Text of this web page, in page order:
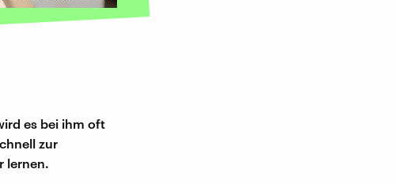
es bei ihm oft
zur
lernen.